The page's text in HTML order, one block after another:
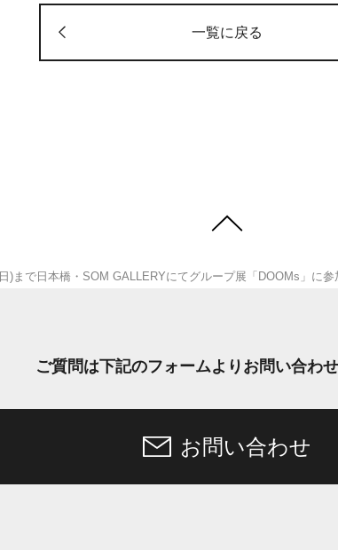
一覧に戻る
)まで日本橋・SOM GALLERYにてグループ展「DOOMs」に参
ご質問は下記のフォームより お問い合わ
お問い合わせ